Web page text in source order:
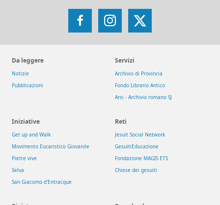
FacebookInstagram
X
Da leggere
Notizie
Pubblicazioni
Servizi
Archivio di Provincia
Fondo Librario Antico
Arsi - Archivio romano SJ
Iniziative
Get up and Walk
Movimento Eucaristico Giovanile
Pietre vive
Selva
San Giacomo d'Entracque
Reti
Jesuit Social Network
GesuitiEducazione
Fondazione MAGIS ETS
Chiese dei gesuiti